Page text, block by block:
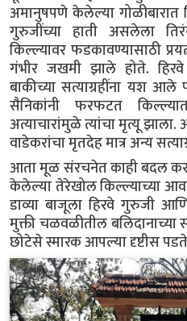
अमानुषपणे केलेल्या
गुरुजींच्या हाती असलेला
किल्ल्यावर फडकावण्यासाठी
गंभीर जखमी झाले होते.
बाकीच्या सत्याग्रहींना यश
सैनिकांनी फरफटत
अत्याचारांमुळे त्यांचा मृत्यू
वाडेकरांचा मृतदेह मात्र अन्य
आता मूळ संरचनेत काही बदल
केलेल्या तेरेखोल किल्ल्याच्या
डाव्या बाजूला हिरवे गुरुजी
मुक्ती चळवळीतील
छोटेसे स्मारक आपल्या दृष्टीस